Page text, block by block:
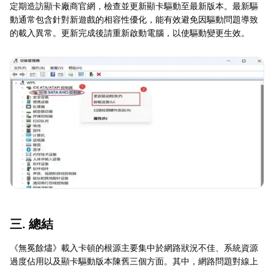
定期造訪顯卡廠商官網，檢查並更新顯卡驅動至最新版本。最新驅
動通常包含針對新遊戲的相容性優化，能有效避免因驅動問題導致
的載入異常。更新完成後請重新啟動電腦，以使驅動變更生效。
三. 總結
《無冕餘燼》載入卡頓的根源主要集中於網路狀況不佳、系統資源
過度佔用以及顯卡驅動版本陳舊三個方面。其中，網路問題對線上